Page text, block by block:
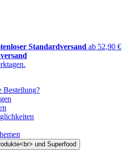
Standardversand ab 52,90 €
Bestellung?